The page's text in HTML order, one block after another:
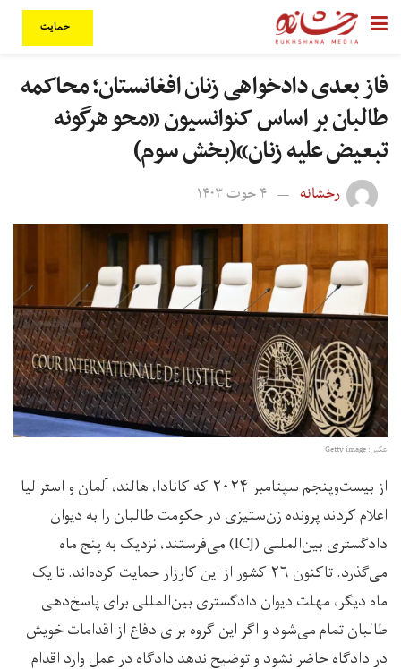
حمایت
فاز بعدی دادخواهی زنان افغانستان؛ محاکمه
طالبان بر اساس کنوانسیون «محو هرگونه
تبعیض علیه زنان»(بخش سوم)
رخشانه ۴ حوت ۱۴۰۳
عکس: Getty image
از بیست‌وپنجم سپتامبر ۲۰۲۴ که کانادا، هالند، آلمان و استرالیا
اعلام کردند پرونده زن‌ستیزی در حکومت طالبان را به دیوان
دادگستری بین‌المللی (ICJ) می‌فرستند، نزدیک به پنج ماه
می‌گذرد. تاکنون ۲۶ کشور از این کارزار حمایت کرده‌اند. تا یک
ماه دیگر، مهلت دیوان دادگستری بین‌المللی برای پاسخ‌دهی
طالبان تمام می‌شود و اگر این گروه برای دفاع از اقدامات خویش
در دادگاه حاضر نشود و توضیح ندهد دادگاه در عمل وارد اقدام